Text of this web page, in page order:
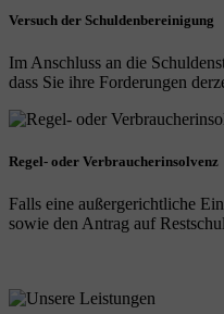
Versuch der Schuldenbereinigung
Im Anschluss an die
dass Sie ihre Forderungen
Regel- oder Verbraucherinsolvenz
Falls eine außergerichtliche
sowie den Antrag auf